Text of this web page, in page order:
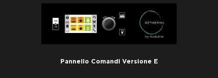
Pannello Comandi Versione E